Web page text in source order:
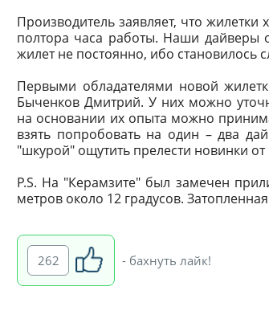
Производитель заявляет, что
полтора часа работы. Наши дайверы
жилет не постоянно, ибо становилось
Первыми обладателями новой
Быченков Дмитрий. У них можно
на основании их опыта можно
взять попробовать на один – два
"шкурой" ощутить прелести новинки
P.S. На "Керамзите" был замечен
метров около 12 градусов.
262 - бахнуть лайк!